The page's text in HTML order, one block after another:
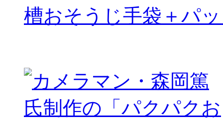
槽おそうじ手袋＋パ